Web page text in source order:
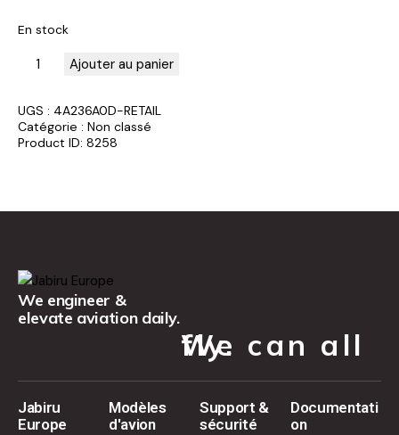
En stock
Ajouter au panier
UGS : 4A236A0D-RETAIL
Catégorie : Non classé
Product ID: 8258
We engineer &
elevate aviation daily.
We can all fly.
Jabiru
Europe
Modèles
d'avion
Support &
sécurité
Documentati
on